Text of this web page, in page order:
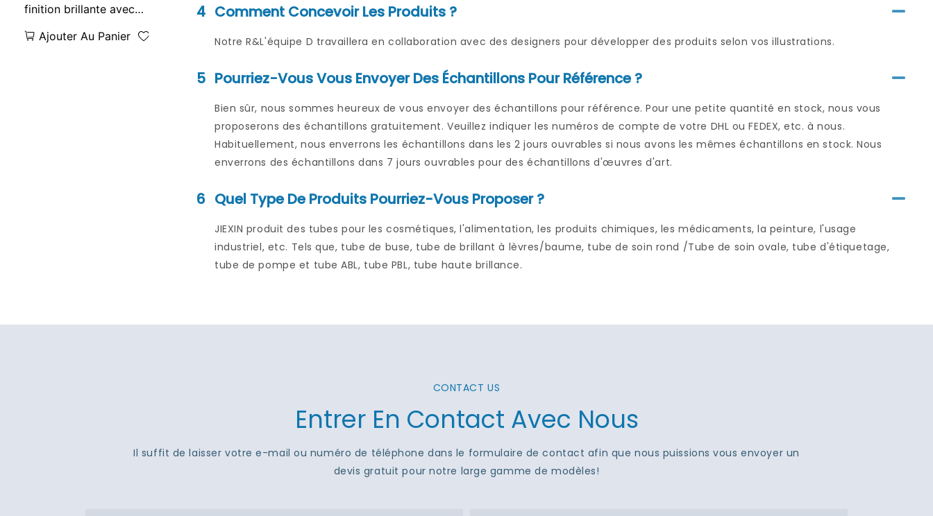
4 Comment Concevoir Les Produits ?
Notre R&L'équipe D travaillera en collaboration avec des designers pour développer des produits selon vos illustrations.
5 Pourriez-Vous Vous Envoyer Des Échantillons Pour Référence ?
Bien sûr, nous sommes heureux de vous envoyer des échantillons pour référence. Pour une petite quantité en stock, nous vous
proposerons des échantillons gratuitement. Veuillez indiquer les numéros de compte de votre DHL ou FEDEX, etc. à nous.
Habituellement, nous enverrons les échantillons dans les 2 jours ouvrables si nous avons les mêmes échantillons en stock. Nous
enverrons des échantillons dans 7 jours ouvrables pour des échantillons d'œuvres d'art.
6 Quel Type De Produits Pourriez-Vous Proposer ?
JIEXIN produit des tubes pour les cosmétiques, l'alimentation, les produits chimiques, les médicaments, la peinture, l'usage
industriel, etc. Tels que, tube de buse, tube de brillant à lèvres/baume, tube de soin rond /Tube de soin ovale, tube d'étiquetage,
tube de pompe et tube ABL, tube PBL, tube haute brillance.
finition brillante avec
électroplaqué
Ajouter Au Panier
CONTACT US
Entrer En Contact Avec Nous
Il suffit de laisser votre e-mail ou numéro de téléphone dans le formulaire de contact afin que nous puissions vous envoyer un
devis gratuit pour notre large gamme de modèles!